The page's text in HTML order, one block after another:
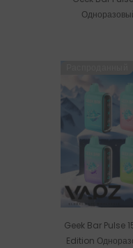
Geek Bar Pulse
Edition